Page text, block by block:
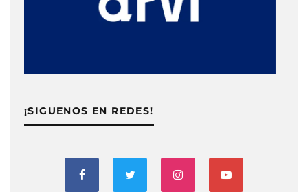
¡SIGUENOS EN REDES!